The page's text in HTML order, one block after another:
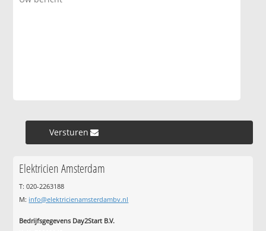
Versturen »
Elektricien Amsterdam
T: 020-2263188
M: info@elektricienamsterdambv.nl
Bedrijfsgegevens Day2Start B.V.